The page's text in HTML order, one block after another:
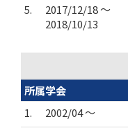
5.
2017/12/18 ～
2018/10/13
所属学会
1.
2002/04 ～